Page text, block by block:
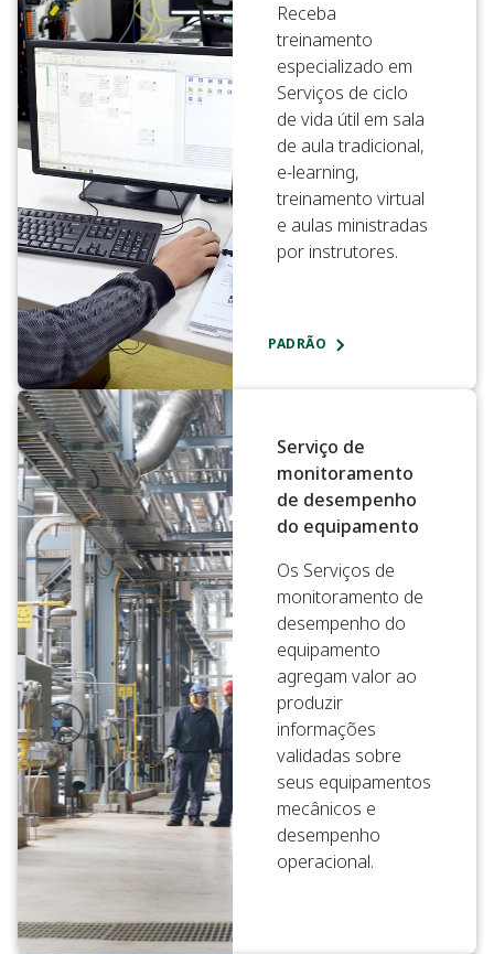
Receba
treinamento
especializado em
Serviços de ciclo
de vida útil em sala
de aula tradicional,
e-learning,
treinamento virtual
e aulas ministradas
por instrutores.
PADRÃO
Serviço de
monitoramento
de desempenho
do equipamento
Os Serviços de
monitoramento de
desempenho do
equipamento
agregam valor ao
produzir
informações
validadas sobre
seus equipamentos
mecânicos e
desempenho
operacional.